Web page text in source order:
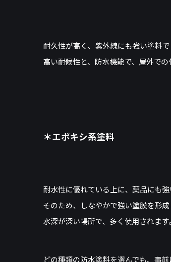
耐久性が高く、紫外線にも強い塗料で
高い耐候性と、防水機能で、屋外での
＊エポキシ系塗料
耐水性に優れている上に、薬品にも強
そのため、しなやかで強い塗膜を形成
水深が深い場所で、多く使用されます。
どの種類の防水塗料を選んでも、事